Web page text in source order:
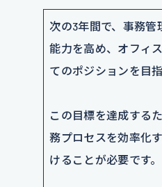
次の3年間で、事務管
能力を高め、オフィ
てのポジションを目指
この目標を達成する
務プロセスを効率化
けることが必要です。